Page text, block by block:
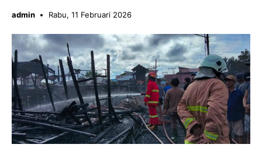
admin Rabu, 11 Februari 2026